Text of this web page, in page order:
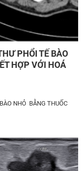
PHỔI TẾ BÀO
HỢP VỚI HOÁ
NHỎ BẰNG THUỐC